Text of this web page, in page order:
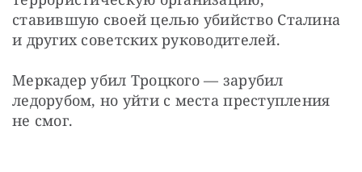
ставившую своей целью убийство Сталина
и других советских руководителей.
Меркадер убил Троцкого — зарубил
ледорубом, но уйти с места преступления
не смог.